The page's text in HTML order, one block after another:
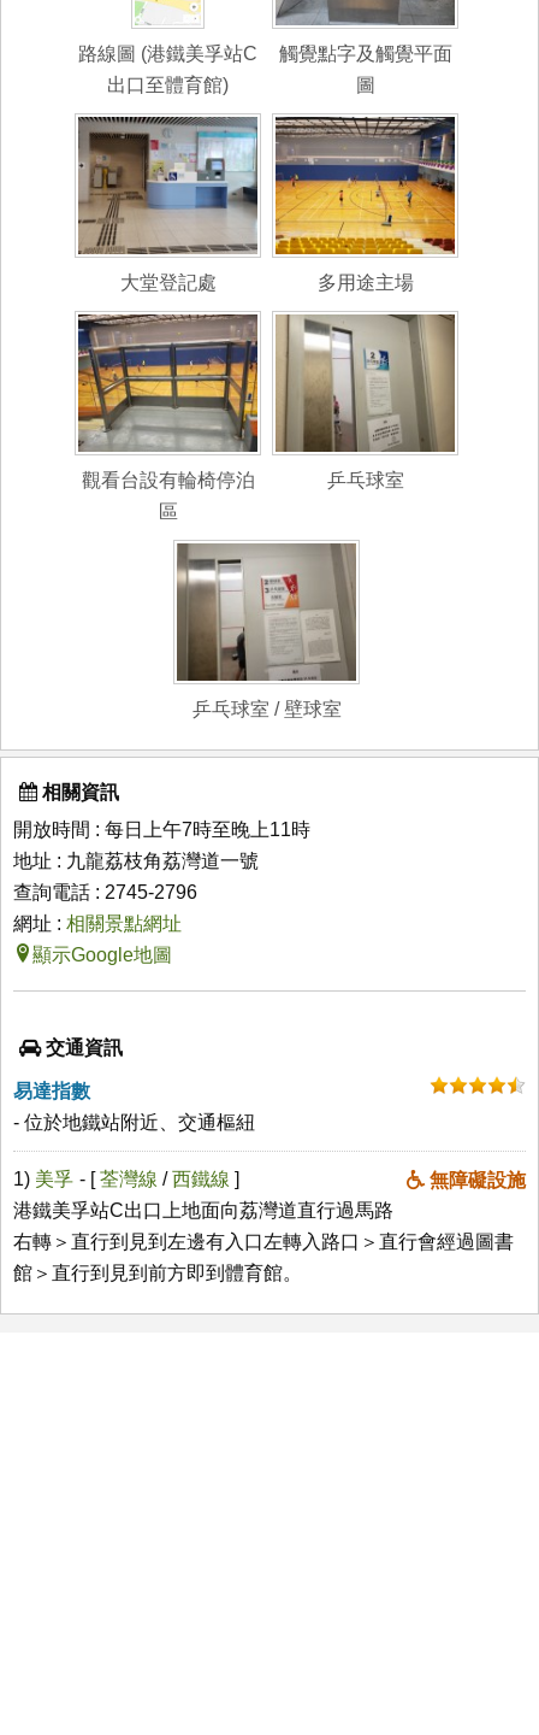
路線圖 (港鐵美孚站C
出口至體育館)
觸覺點字及觸覺平面
圖
大堂登記處 多用途主場
觀看台設有輪椅停泊
區
乒乓球室
乒乓球室 / 壁球室
相關資訊
開放時間 : 每日上午7時至晚上11時
地址 : 九龍荔枝角荔灣道一號
查詢電話 : 2745-2796
網址 : 相關景點網址
顯示Google地圖
交通資訊
易達指數
- 位於地鐵站附近、交通樞紐
1) 美孚 無障礙設施
- [荃灣線 /西鐵線 ]
港鐵美孚站C出口上地面向荔灣道直行過馬路
右轉＞直行到見到左邊有入口左轉入路口＞直行會經過圖書
館＞直行到見到前方即到體育館。